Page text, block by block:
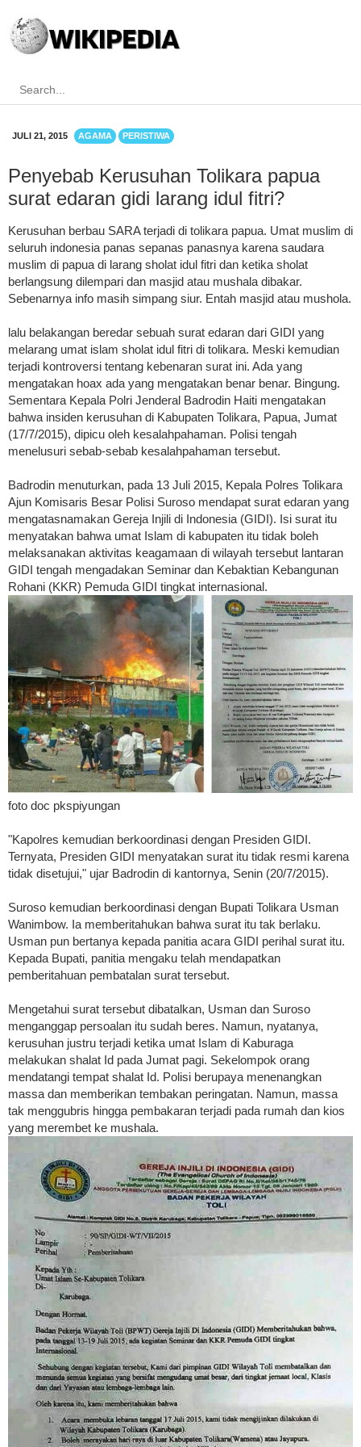
JULI 21, 2015 AGAMA PERISTIWA
Penyebab Kerusuhan Tolikara papua
surat edaran gidi larang idul fitri?
Kerusuhan berbau SARA terjadi di tolikara papua. Umat muslim di
seluruh indonesia panas sepanas panasnya karena saudara
muslim di papua di larang sholat idul fitri dan ketika sholat
berlangsung dilempari dan masjid atau mushala dibakar.
Sebenarnya info masih simpang siur. Entah masjid atau mushola.
lalu belakangan beredar sebuah surat edaran dari GIDI yang
melarang umat islam sholat idul fitri di tolikara. Meski kemudian
terjadi kontroversi tentang kebenaran surat ini. Ada yang
mengatakan hoax ada yang mengatakan benar benar. Bingung.
Sementara Kepala Polri Jenderal Badrodin Haiti mengatakan
bahwa insiden kerusuhan di Kabupaten Tolikara, Papua, Jumat
(17/7/2015), dipicu oleh kesalahpahaman. Polisi tengah
menelusuri sebab-sebab kesalahpahaman tersebut.
Badrodin menuturkan, pada 13 Juli 2015, Kepala Polres Tolikara
Ajun Komisaris Besar Polisi Suroso mendapat surat edaran yang
mengatasnamakan Gereja Injili di Indonesia (GIDI). Isi surat itu
menyatakan bahwa umat Islam di kabupaten itu tidak boleh
melaksanakan aktivitas keagamaan di wilayah tersebut lantaran
GIDI tengah mengadakan Seminar dan Kebaktian Kebangunan
Rohani (KKR) Pemuda GIDI tingkat internasional.
foto doc pkspiyungan
"Kapolres kemudian berkoordinasi dengan Presiden GIDI.
Ternyata, Presiden GIDI menyatakan surat itu tidak resmi karena
tidak disetujui," ujar Badrodin di kantornya, Senin (20/7/2015).
Suroso kemudian berkoordinasi dengan Bupati Tolikara Usman
Wanimbow. Ia memberitahukan bahwa surat itu tak berlaku.
Usman pun bertanya kepada panitia acara GIDI perihal surat itu.
Kepada Bupati, panitia mengaku telah mendapatkan
pemberitahuan pembatalan surat tersebut.
Mengetahui surat tersebut dibatalkan, Usman dan Suroso
menganggap persoalan itu sudah beres. Namun, nyatanya,
kerusuhan justru terjadi ketika umat Islam di Kaburaga
melakukan shalat Id pada Jumat pagi. Sekelompok orang
mendatangi tempat shalat Id. Polisi berupaya menenangkan
massa dan memberikan tembakan peringatan. Namun, massa
tak menggubris hingga pembakaran terjadi pada rumah dan kios
yang merembet ke mushala.